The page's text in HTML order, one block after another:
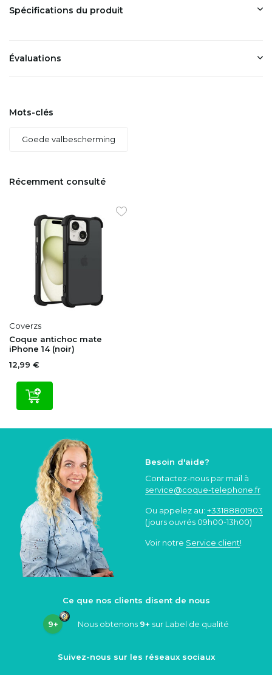
Spécifications du produit
Évaluations
Mots-clés
Goede valbescherming
Récemment consulté
Coverzs
Coque antichoc mate
iPhone 14 (noir)
12,99 €
Besoin d'aide?
Contactez-nous par mail à
service@coque-telephone.fr
Ou appelez au: +33188801903
(jours ouvrés 09h00-13h00)
Voir notre Service client!
Ce que nos clients disent de nous
9+ Nous obtenons 9+ sur Label de qualité
Suivez-nous sur les réseaux sociaux